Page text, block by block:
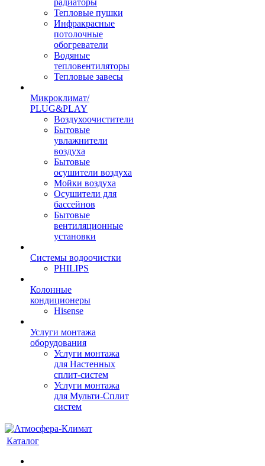
радиаторы
Тепловые пушки
Инфракрасные
потолочные
обогреватели
Водяные
тепловентиляторы
Тепловые завесы
Микроклимат/
PLUG&PLAY
Воздухоочистители
Бытовые
увлажнители
воздуха
Бытовые
осушители воздуха
Мойки воздуха
Осушители для
бассейнов
Бытовые
вентиляционные
установки
Системы водоочистки
PHILIPS
Колонные
кондиционеры
Hisense
Услуги монтажа
оборудования
Услуги монтажа
для Настенных
сплит-систем
Услуги монтажа
для Мульти-Сплит
систем
Каталог